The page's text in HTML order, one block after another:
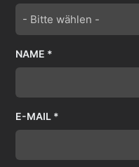
- Bitte wählen -
NAME *
E-MAIL *